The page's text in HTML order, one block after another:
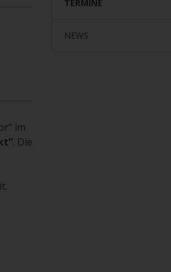
im
. Die
TERMINE
NEWS